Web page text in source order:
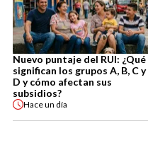
Nuevo puntaje del RUI: ¿Qué
significan los grupos A, B, C y
D y cómo afectan sus
subsidios?
Haceun día